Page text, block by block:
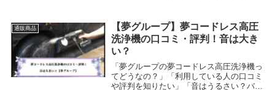
が改善されると好評でした。一方で悪い評
価としては、...
通販商品
【夢グループ】夢コードレス高圧
洗浄機の口コミ・評判！音は大き
い？
「夢グループの夢コードレス高圧洗浄機っ
てどうなの？」「利用している人の口コミ
や評判を知りたい」「音はうるさい？バッ